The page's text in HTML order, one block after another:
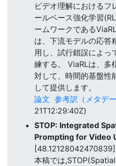
ビデオ理解におけるフ
ールベース強化学習
ームワークである
は、下流モデルの応答
用し、試行錯誤によっ
練する。 ViaRLは、多
対して、時間的基盤性
して提供します。
論文 参考訳（メタデー
21T12:29:40Z)
STOP: Integrated
Prompting for Video
[48.12128042470839]
本稿では